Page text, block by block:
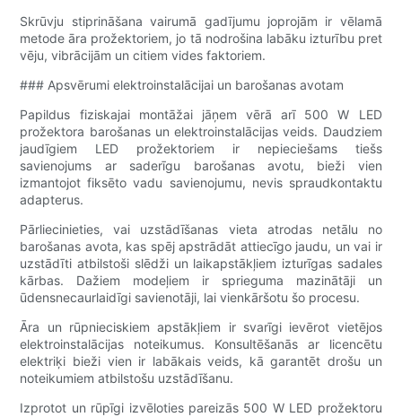
Skrūvju stiprināšana vairumā gadījumu joprojām ir vēlamā
metode āra prožektoriem, jo ​​tā nodrošina labāku izturību pret
vēju, vibrācijām un citiem vides faktoriem.
### Apsvērumi elektroinstalācijai un barošanas avotam
Papildus fiziskajai montāžai jāņem vērā arī 500 W LED
prožektora barošanas un elektroinstalācijas veids. Daudziem
jaudīgiem LED prožektoriem ir nepieciešams tiešs
savienojums ar saderīgu barošanas avotu, bieži vien
izmantojot fiksēto vadu savienojumu, nevis spraudkontaktu
adapterus.
Pārliecinieties, vai uzstādīšanas vieta atrodas netālu no
barošanas avota, kas spēj apstrādāt attiecīgo jaudu, un vai ir
uzstādīti atbilstoši slēdži un laikapstākļiem izturīgas sadales
kārbas. Dažiem modeļiem ir sprieguma mazinātāji un
ūdensnecaurlaidīgi savienotāji, lai vienkāršotu šo procesu.
Āra un rūpnieciskiem apstākļiem ir svarīgi ievērot vietējos
elektroinstalācijas noteikumus. Konsultēšanās ar licencētu
elektriķi bieži vien ir labākais veids, kā garantēt drošu un
noteikumiem atbilstošu uzstādīšanu.
Izprotot un rūpīgi izvēloties pareizās 500 W LED prožektoru